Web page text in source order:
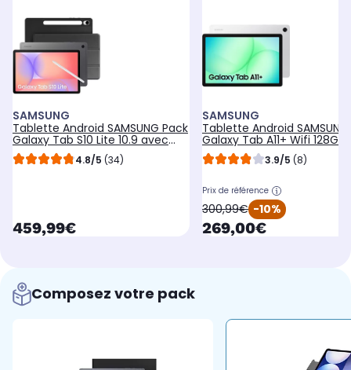
SAMSUNG
Tablette Android SAMSUNG Pack
Galaxy Tab S10 Lite 10.9 avec
Galaxy IA + BookCover
4.8/5 (34)
currentPrice
459,99€
SAMSUNG
Tablette Android SAMSUNG
Galaxy Tab A11+ Wifi 128Go
Argent 3.9/5 (8)
Prix de référence
oldPrice
300,99€ -10%
currentPrice
269,00€
Composez votre pack